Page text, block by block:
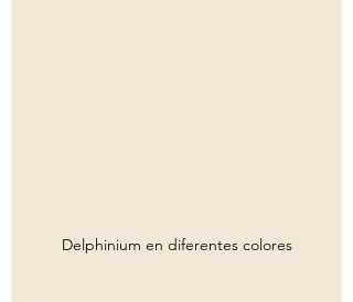
Delphinium en diferentes colores